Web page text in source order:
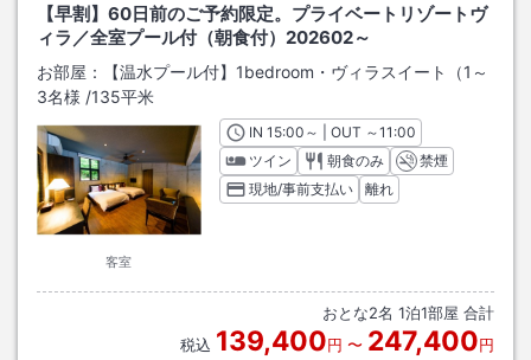
【早割】60日前のご予約限定。プライベートリゾートヴ
ィラ／全室プール付（朝食付）202602～
お部屋：
【温水プール付】1bedroom・ヴィラスイート（1～
3名様 /135平米
客室
INチェックイン
15:00 ～ | OUT チェックアウト
～11:00
ツイン
朝食のみ
禁煙
現地/事前支払い
離れ
おとな2名 1泊1部屋 合計
税込 139,400円 〜 247,400円